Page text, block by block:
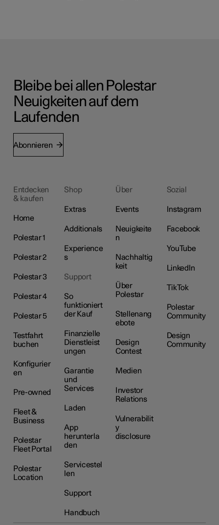
Bleibe bei allen Polestar
Neuigkeiten auf dem
Laufenden
Abonnieren
Entdecken
& kaufen
Home
Polestar 1
Polestar 2
Polestar 3
Polestar 4
Polestar 5
Testfahrt
buchen
Konfigurier
en
Pre-owned
Fleet &
Business
Polestar
Fleet Portal
Polestar
Location
Shop
Extras
Additionals
Experience
s
Support
So
funktioniert
der Kauf
Finanzielle
Dienstleist
ungen
Garantie
und
Services
Laden
App
herunterla
den
Servicestel
len
Support
Handbuch
Über
Events
Neuigkeite
n
Nachhaltig
keit
Über
Polestar
Stellenang
ebote
Design
Contest
Medien
Investor
Relations
Vulnerabilit
y
disclosure
Sozial
Instagram
Facebook
YouTube
LinkedIn
TikTok
Polestar
Community
Design
Community